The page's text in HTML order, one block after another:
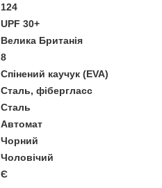
124
UPF 30+
Велика Британія
8
Спінений каучук (EVA)
Сталь, фібергласс
Сталь
Автомат
Чорний
Чоловічий
Є